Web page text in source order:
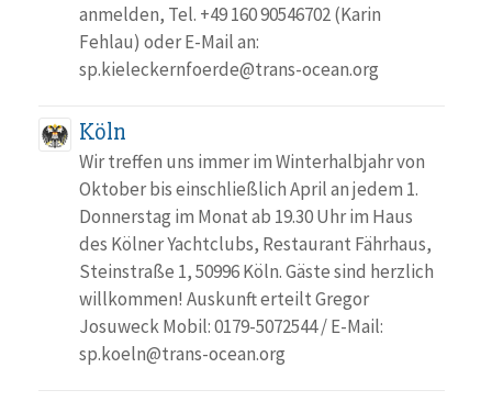
anmelden, Tel. +49 160 90546702 (Karin
Fehlau) oder E-Mail an:
sp.kieleckernfoerde@trans-ocean.org
Köln
Wir treffen uns immer im Winterhalbjahr von
Oktober bis einschließlich April an jedem 1.
Donnerstag im Monat ab 19.30 Uhr im Haus
des Kölner Yachtclubs, Restaurant Fährhaus,
Steinstraße 1, 50996 Köln. Gäste sind herzlich
willkommen! Auskunft erteilt Gregor
Josuweck Mobil: 0179-5072544 / E-Mail:
sp.koeln@trans-ocean.org